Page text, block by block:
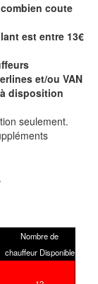
combien coute
est entre 13€
et/ou VAN
disposition
seulement.
Nombre de
chauffeur Disponible